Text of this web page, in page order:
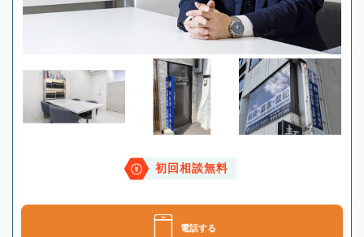
初回相談無料
電話する